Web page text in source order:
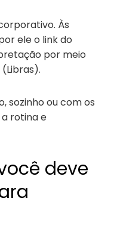
Às
ele o link do
por meio
(Libras).
sozinho ou com os
rotina e
deve